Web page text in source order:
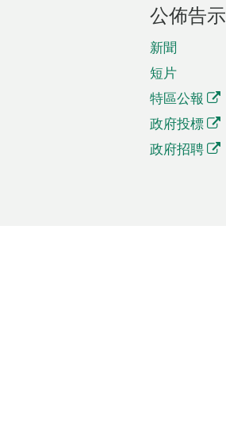
公佈告示
新聞
短片
特區公報
政府投標
政府招聘